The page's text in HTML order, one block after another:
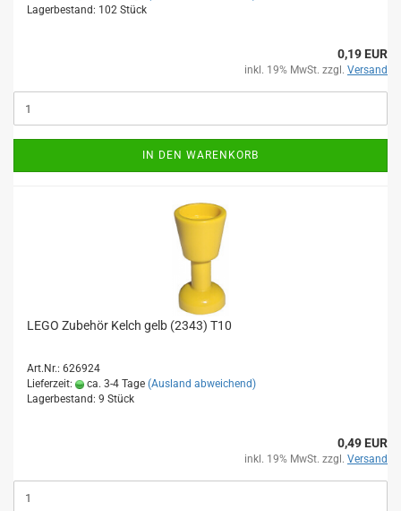
Lagerbestand: 102 Stück
0,19 EUR
inkl. 19% MwSt. zzgl. Versand
IN DEN WARENKORB
LEGO Zubehör Kelch gelb (2343) T10
Art.Nr.: 626924
Lieferzeit:
ca. 3-4 Tage (Ausland abweichend)
Lagerbestand: 9 Stück
0,49 EUR
inkl. 19% MwSt. zzgl. Versand